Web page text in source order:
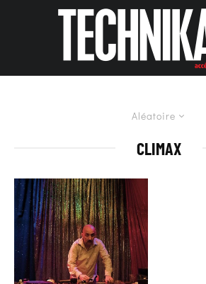
Aléatoire
CLIMAX